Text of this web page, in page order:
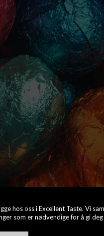
hos oss i Excellent Taste. Vi
som er nødvendige for å gi